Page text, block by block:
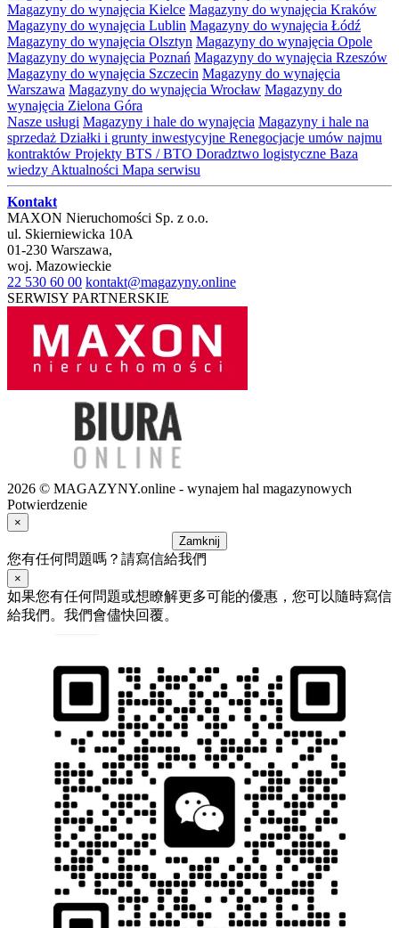
Magazyny do wynajęcia Kielce Magazyny do wynajęcia Kraków
Magazyny do wynajęcia Lublin Magazyny do wynajęcia Łódź
Magazyny do wynajęcia Olsztyn Magazyny do wynajęcia Opole
Magazyny do wynajęcia Poznań Magazyny do wynajęcia Rzeszów
Magazyny do wynajęcia Szczecin Magazyny do wynajęcia
Warszawa Magazyny do wynajęcia Wrocław Magazyny do
wynajęcia Zielona Góra
Nasze usługi Magazyny i hale do wynajęcia Magazyny i hale na
sprzedaż Działki i grunty inwestycyjne Renegocjacje umów najmu
kontraktów Projekty BTS / BTO Doradztwo logistyczne Baza
wiedzy Aktualności Mapa serwisu
Kontakt
MAXON Nieruchomości Sp. z o.o.
ul. Skierniewicka 10A
01-230 Warszawa,
woj. Mazowieckie
22 530 60 00 kontakt@magazyny.online
SERWISY PARTNERSKIE
2026 © MAGAZYNY.online - wynajem hal magazynowych
Potwierdzenie
×
Zamknij
您有任何問題嗎？請寫信給我們
×
如果您有任何問題或想瞭解更多可能的優惠，您可以隨時寫信
給我們。我們會儘快回覆。